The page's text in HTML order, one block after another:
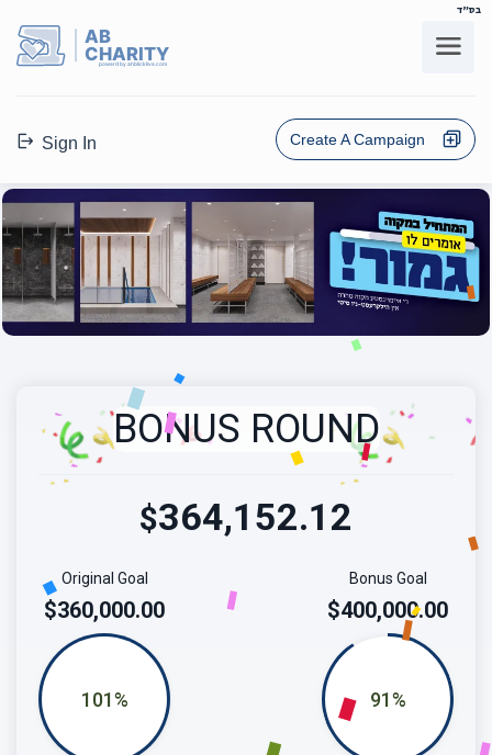
בס"ד
AB
CHARITY
powerd by ahblicklive.com
Sign In Create A Campaign
BONUS ROUND
$364,152.12
Bonus Goal
$400,000.00
91%
Original Goal
$360,000.00
101%